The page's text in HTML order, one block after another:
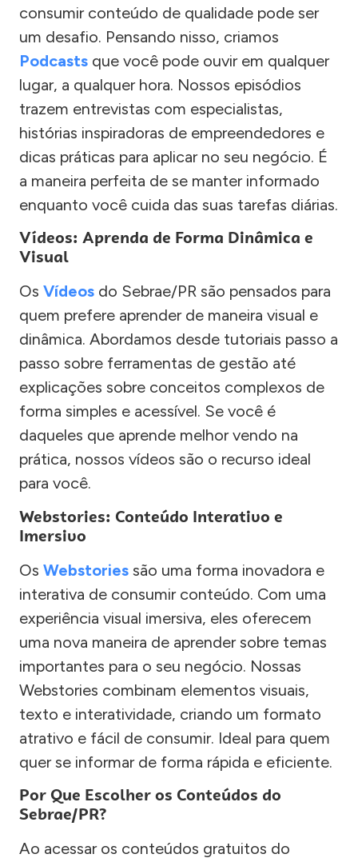
consumir conteúdo de qualidade pode ser
um desafio. Pensando nisso, criamos
Podcasts que você pode ouvir em qualquer
lugar, a qualquer hora. Nossos episódios
trazem entrevistas com especialistas,
histórias inspiradoras de empreendedores e
dicas práticas para aplicar no seu negócio. É
a maneira perfeita de se manter informado
enquanto você cuida das suas tarefas diárias.
Vídeos: Aprenda de Forma Dinâmica e
Visual
Os Vídeos do Sebrae/PR são pensados para
quem prefere aprender de maneira visual e
dinâmica. Abordamos desde tutoriais passo a
passo sobre ferramentas de gestão até
explicações sobre conceitos complexos de
forma simples e acessível. Se você é
daqueles que aprende melhor vendo na
prática, nossos vídeos são o recurso ideal
para você.
Webstories: Conteúdo Interativo e
Imersivo
Os Webstories são uma forma inovadora e
interativa de consumir conteúdo. Com uma
experiência visual imersiva, eles oferecem
uma nova maneira de aprender sobre temas
importantes para o seu negócio. Nossas
Webstories combinam elementos visuais,
texto e interatividade, criando um formato
atrativo e fácil de consumir. Ideal para quem
quer se informar de forma rápida e eficiente.
Por Que Escolher os Conteúdos do
Sebrae/PR?
Ao acessar os conteúdos gratuitos do